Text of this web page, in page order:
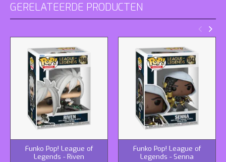
GERELATEERDE PRODUCTEN
Funko Pop! League of
Legends - Riven
Funko Pop! League of
Legends - Senna